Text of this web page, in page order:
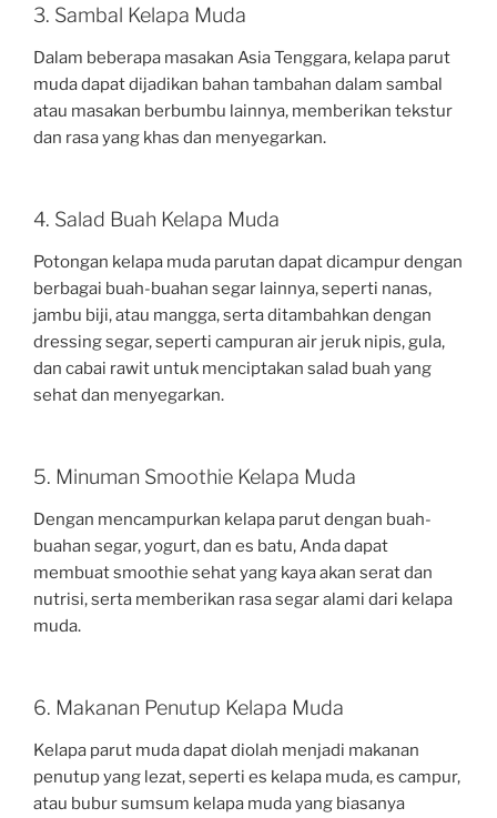
3. Sambal Kelapa Muda
Dalam beberapa masakan Asia Tenggara, kelapa parut
muda dapat dijadikan bahan tambahan dalam sambal
atau masakan berbumbu lainnya, memberikan tekstur
dan rasa yang khas dan menyegarkan.
4. Salad Buah Kelapa Muda
Potongan kelapa muda parutan dapat dicampur dengan
berbagai buah-buahan segar lainnya, seperti nanas,
jambu biji, atau mangga, serta ditambahkan dengan
dressing segar, seperti campuran air jeruk nipis, gula,
dan cabai rawit untuk menciptakan salad buah yang
sehat dan menyegarkan.
5. Minuman Smoothie Kelapa Muda
Dengan mencampurkan kelapa parut dengan buah-
buahan segar, yogurt, dan es batu, Anda dapat
membuat smoothie sehat yang kaya akan serat dan
nutrisi, serta memberikan rasa segar alami dari kelapa
muda.
6. Makanan Penutup Kelapa Muda
Kelapa parut muda dapat diolah menjadi makanan
penutup yang lezat, seperti es kelapa muda, es campur,
atau bubur sumsum kelapa muda yang biasanya